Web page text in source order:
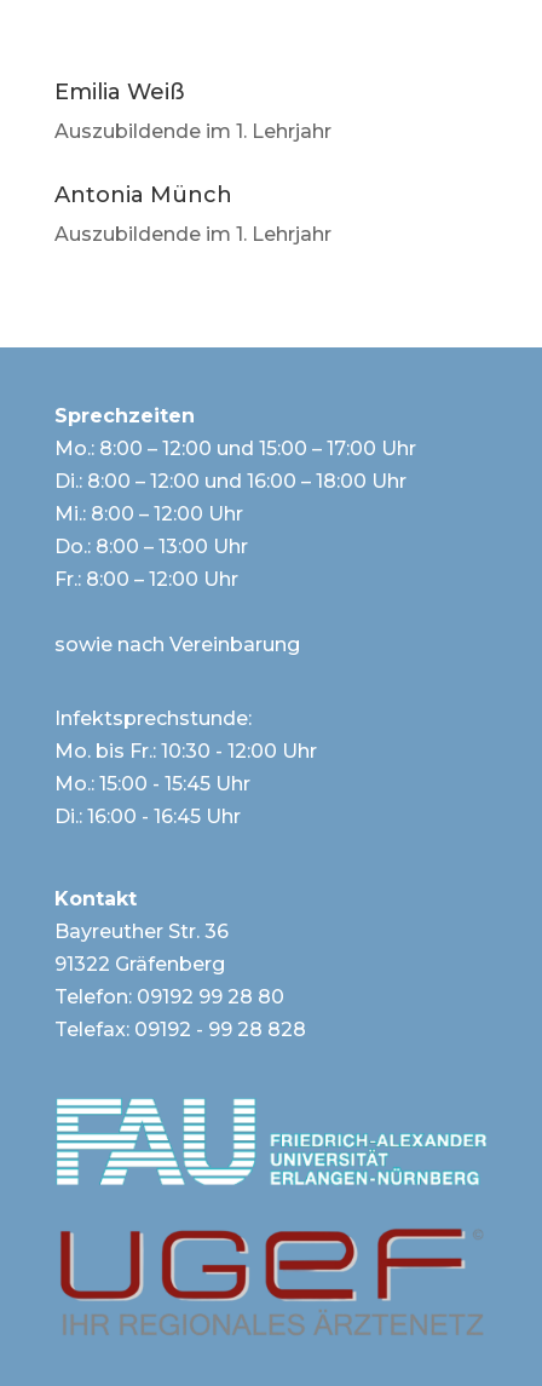
Emilia Weiß
Auszubildende im 1. Lehrjahr
Antonia Münch
Auszubildende im 1. Lehrjahr
Sprechzeiten
Mo.: 8:00 – 12:00 und 15:00 – 17:00 Uhr
Di.: 8:00 – 12:00 und 16:00 – 18:00 Uhr
Mi.: 8:00 – 12:00 Uhr
Do.: 8:00 – 13:00 Uhr
Fr.: 8:00 – 12:00 Uhr
sowie nach Vereinbarung
Infektsprechstunde:
Mo. bis Fr.: 10:30 - 12:00 Uhr
Mo.: 15:00 - 15:45 Uhr
Di.: 16:00 - 16:45 Uhr
Kontakt
Bayreuther Str. 36
91322 Gräfenberg
Telefon: 09192 99 28 80
Telefax: 09192 - 99 28 828